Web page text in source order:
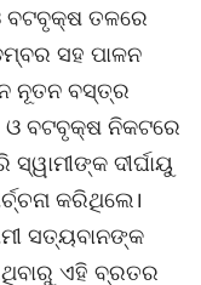
ବଟବୃକ୍ଷ ତଳରେ
ସହ ପାଳନ
ନୂତନ ବସ୍ତ୍ର
ଓ ବଟବୃକ୍ଷ ନିକଟରେ
ଦୀର୍ଘାୟୁ
କରିଥିଲେ।
ସତ୍ୟବାନଙ୍କ
ଏହି ବ୍ରତର